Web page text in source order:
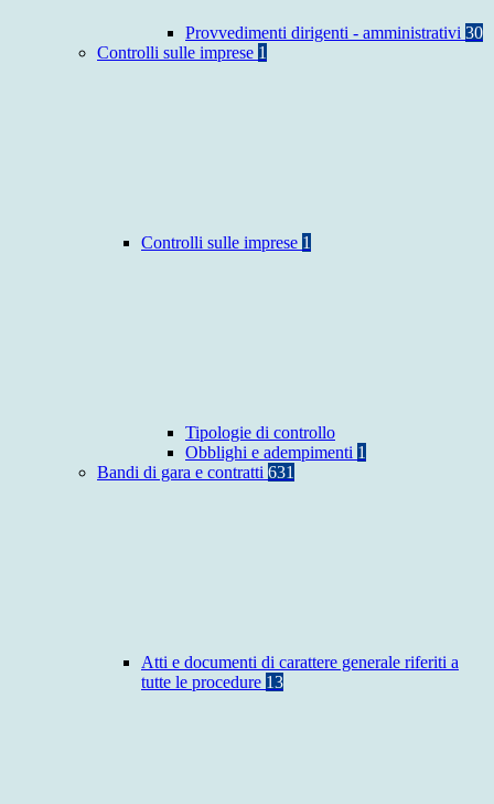
Provvedimenti dirigenti - amministrativi 30
Controlli sulle imprese 1
Controlli sulle imprese 1
Tipologie di controllo
Obblighi e adempimenti 1
Bandi di gara e contratti 631
Atti e documenti di carattere generale riferiti a
tutte le procedure 13